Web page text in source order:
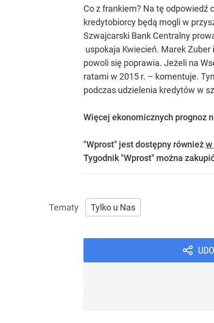
Co z frankiem? Na tę odpowiedź
kredytobiorcy będą mogli w
Szwajcarski Bank Centralny
uspokaja Kwiecień. Marek
powoli się poprawia. Jeżeli na
ratami w 2015 r. – komentuje.
podczas udzielenia kredytów w
Więcej ekonomicznych prognoz
"Wprost" jest dostępny równieżw
Tygodnik "Wprost" można
Tylko u Nas